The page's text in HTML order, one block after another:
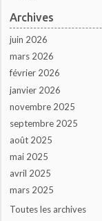
Archives
juin 2026
mars 2026
février 2026
janvier 2026
novembre 2025
septembre 2025
août 2025
mai 2025
avril 2025
mars 2025
Toutes les archives